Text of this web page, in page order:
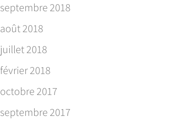
septembre 2018
août 2018
juillet 2018
février 2018
octobre 2017
septembre 2017